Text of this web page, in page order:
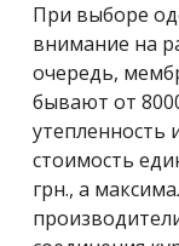
При выборе
внимание на
очередь,
бывают от
утепленность
стоимость
грн., а